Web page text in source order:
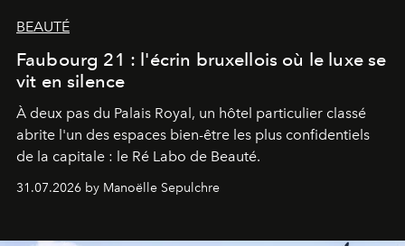
BEAUTÉ
Faubourg 21 : l'écrin bruxellois où le luxe se
vit en silence
À deux pas du Palais Royal, un hôtel particulier classé
abrite l'un des espaces bien-être les plus confidentiels
de la capitale : le Ré Labo de Beauté.
31.07.2026 by Manoëlle Sepulchre